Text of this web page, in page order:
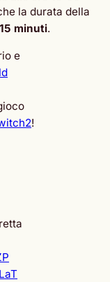
la durata della
15 minuti.
e
!